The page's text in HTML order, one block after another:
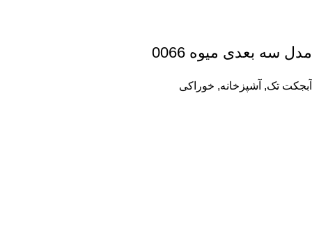
مدل سه بعدی میوه 0066
آبجکت تک, آشپزخانه, خوراکی